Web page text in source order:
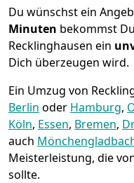
Du wünschst ein
Minuten bekommst
Recklinghausen ein
Dich überzeugen wird.
Ein Umzug von
Berlin oder Hamburg,
Köln, Essen, Bremen,
auch
Meisterleistung, die
sollte.